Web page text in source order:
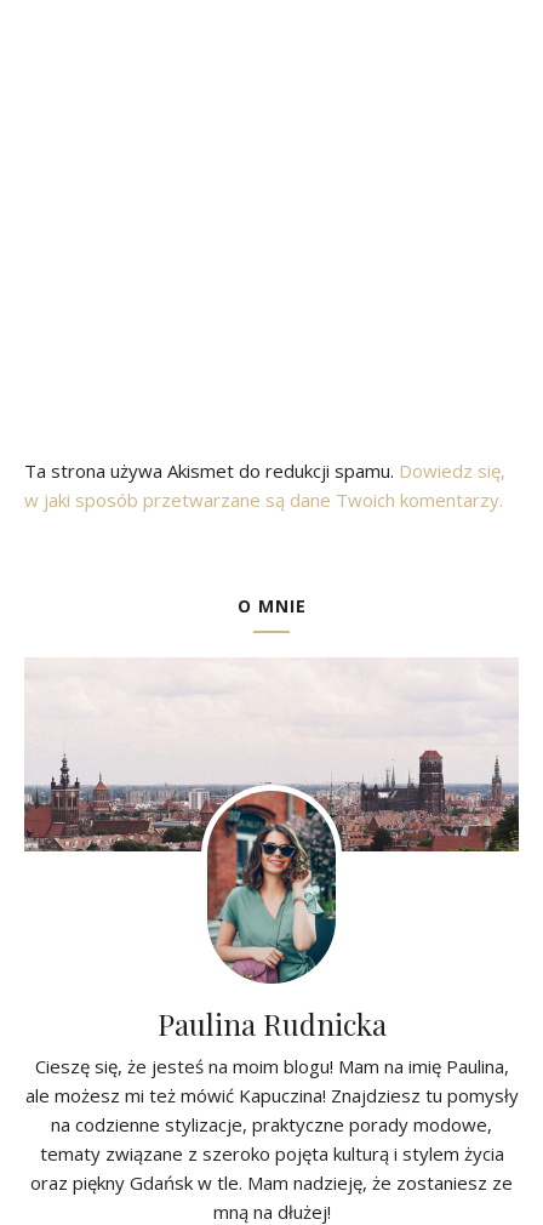
Ta strona używa Akismet do redukcji spamu. Dowiedz się,
w jaki sposób przetwarzane są dane Twoich komentarzy.
O MNIE
Paulina Rudnicka
Cieszę się, że jesteś na moim blogu! Mam na imię Paulina,
ale możesz mi też mówić Kapuczina! Znajdziesz tu pomysły
na codzienne stylizacje, praktyczne porady modowe,
tematy związane z szeroko pojęta kulturą i stylem życia
oraz piękny Gdańsk w tle. Mam nadzieję, że zostaniesz ze
mną na dłużej!